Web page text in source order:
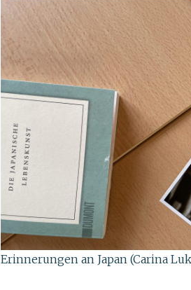
Erinnerungen an Japan (Carina